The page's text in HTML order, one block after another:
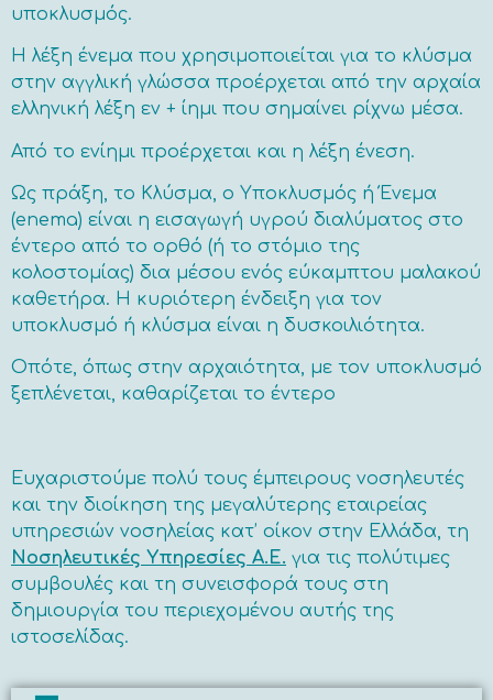
υποκλυσμός.
Η λέξη ένεμα που χρησιμοποιείται για το κλύσμα
στην αγγλική γλώσσα προέρχεται από την αρχαία
ελληνική λέξη εν + ίημι που σημαίνει ρίχνω μέσα.
Από το ενίημι προέρχεται και η λέξη ένεση.
Ως πράξη, το Κλύσμα, ο Υποκλυσμός ή Ένεμα
(enema) είναι η εισαγωγή υγρού διαλύματος στο
έντερο από το ορθό (ή το στόμιο της
κολοστομίας) δια μέσου ενός εύκαμπτου μαλακού
καθετήρα. Η κυριότερη ένδειξη για τον
υποκλυσμό ή κλύσμα είναι η δυσκοιλιότητα.
Οπότε, όπως στην αρχαιότητα, με τον υποκλυσμό
ξεπλένεται, καθαρίζεται το έντερο
Ευχαριστούμε πολύ τους έμπειρους νοσηλευτές
και την διοίκηση της μεγαλύτερης εταιρείας
υπηρεσιών νοσηλείας κατ’ οίκον στην Ελλάδα, τη
Νοσηλευτικές Υπηρεσίες Α.Ε. για τις πολύτιμες
συμβουλές και τη συνεισφορά τους στη
δημιουργία του περιεχομένου αυτής της
ιστοσελίδας.